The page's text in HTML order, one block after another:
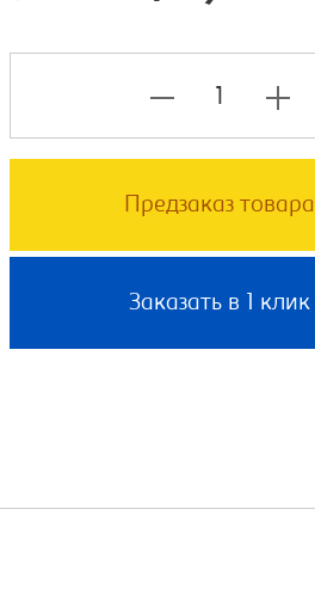
Предзаказ товара
Заказать в 1 клик